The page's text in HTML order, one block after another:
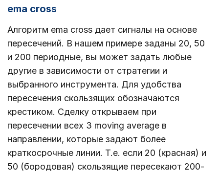
ema cross
Алгоритм ema cross дает сигналы на основе
пересечений. В нашем примере заданы 20, 50
и 200 периодные, вы может задать любые
другие в зависимости от стратегии и
выбранного инструмента. Для удобства
пересечения скользящих обозначаются
крестиком. Сделку открываем при
пересечении всех 3 moving average в
направлении, которые задают более
краткосрочные линии. Т.е. если 20 (красная) и
50 (бородовая) скользящие пересекают 200-